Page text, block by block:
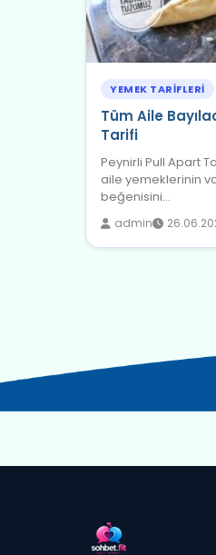
YEMEK TARIFLERI
Tüm Aile
Tarifi
Peynirli Pull Apart
aile yemeklerinin
beğenisini...
admin